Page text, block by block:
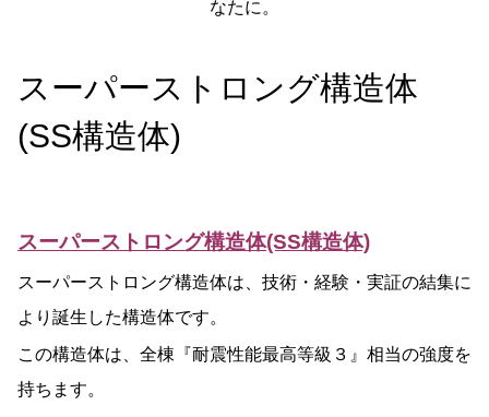
なたに。
スーパーストロング構造体
(SS構造体)
スーパーストロング構造体(SS構造体)
スーパーストロング構造体は、技術・経験・実証の結集に
より誕生した構造体です。
この構造体は、全棟『耐震性能最高等級３』相当の強度を
持ちます。